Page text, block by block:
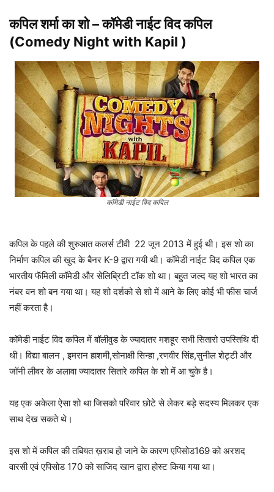
कपिल शर्मा का शो – कॉमेडी नाईट विद कपिल
(Comedy Night with Kapil )
कॉमेडी नाईट विद कपिल
कपिल के पहले की शुरुआत कलर्स टीवी 22 जून 2013 में हुई थी। इस शो का
निर्माण कपिल की खुद के बैनर K-9 द्वारा गयी थी। कॉमेडी नाईट विद कपिल एक
भारतीय फॅमिली कॉमेडी और सेलिब्रिटी टॉक शो था। बहुत जल्द यह शो भारत का
नंबर वन शो बन गया था। यह शो दर्शको से शो में आने के लिए कोई भी फीस चार्ज
नहीं करता है।
कॉमेडी नाईट विद कपिल में बॉलीवुड के ज्यादातर मशहूर सभी सितारो उपस्तिथि दी
थी। विद्या बालन , इमरान हाशमी,सोनाक्षी सिन्हा ,रणवीर सिंह,सुनील शेट्टी और
जॉनी लीवर के अलावा ज्यादातर सितारे कपिल के शो में आ चुके है।
यह एक अकेला ऐसा शो था जिसको परिवार छोटे से लेकर बड़े सदस्य मिलकर एक
साथ देख सकते थे।
इस शो में कपिल की तबियत ख़राब हो जाने के कारण एपिसोड169 को अरशद
वारसी एवं एपिसोड 170 को साजिद खान द्वारा होस्ट किया गया था।